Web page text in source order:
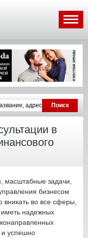
в
масштабные задачи,
бизнесом
во все сферы,
надежных
и успешно